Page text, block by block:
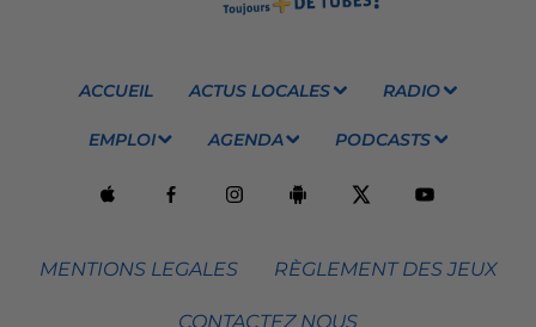
ACCUEIL ACTUS LOCALES RADIO
EMPLOI AGENDA PODCASTS
MENTIONS LEGALES RÈGLEMENT DES JEUX
CONTACTEZ NOUS